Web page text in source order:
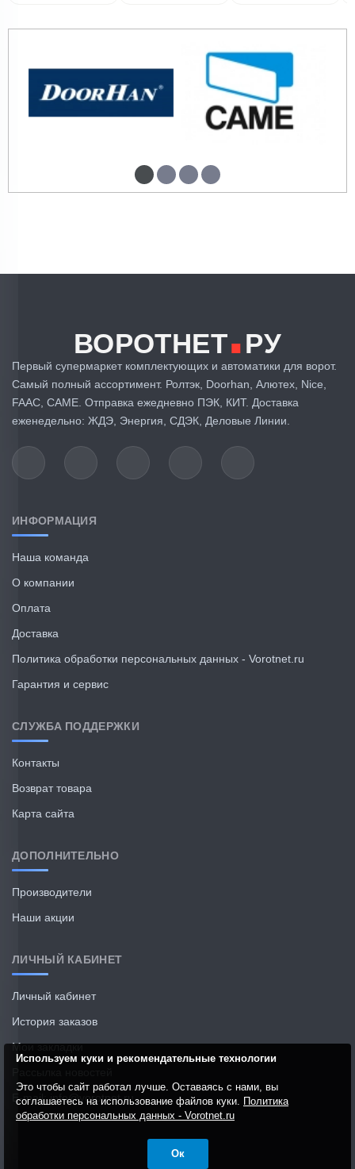
ВОРОТНЕТ.РУ
Первый супермаркет комплектующих и автоматики для ворот.
Самый полный ассортимент. Ролтэк, Doorhan, Алютех, Nice,
FAAC, CAME. Отправка ежедневно ПЭК, КИТ. Доставка
еженедельно: ЖДЭ, Энергия, СДЭК, Деловые Линии.
ИНФОРМАЦИЯ
Наша команда
О компании
Оплата
Доставка
Политика обработки персональных данных - Vorotnet.ru
Гарантия и сервис
СЛУЖБА ПОДДЕРЖКИ
Контакты
Возврат товара
Карта сайта
ДОПОЛНИТЕЛЬНО
Производители
Наши акции
ЛИЧНЫЙ КАБИНЕТ
Личный кабинет
История заказов
Мои закладки
E-mail: info@vorotnet.ru
Используем куки и рекомендательные технологии
Это чтобы сайт работал лучше. Оставаясь с нами, вы
соглашаетесь на использование файлов куки. Политика
обработки персональных данных - Vorotnet.ru
Ок